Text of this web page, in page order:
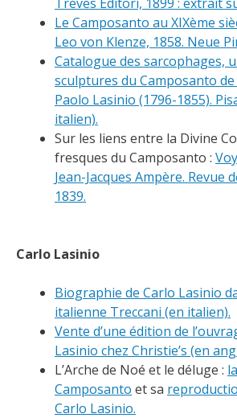
Le Camposanto au XIXème
Leo von Klenze, 1858. Neue
Catalogue des sarcophages,
sculptures du Camposanto de
Paolo Lasinio (1796-1855).
italien).
Sur les liens entre la Divine
fresques du Camposanto :
Jean-Jacques Ampère. Revue
1839.
Carlo Lasinio
Biographie de Carlo Lasinio
italienne Treccani (en italien).
Vente d’une édition de
Lasinio chez Christie’s (en
L’Arche de Noé et le déluge :
Camposanto et sa
Carlo Lasinio.